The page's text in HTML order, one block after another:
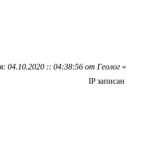
04.10.2020 :: 04:38:56 от Геолог »
IP записан